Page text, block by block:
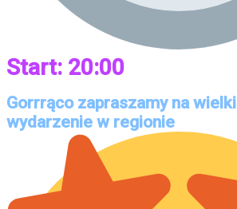
Start: 20:00
Gorrrąco zapraszamy na
wydarzenie w regionie